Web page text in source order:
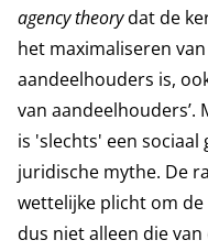
agency theorydat de
het maximaliseren
aandeelhouders is,
van aandeelhouders’.
is 'slechts' een
juridische mythe. De
wettelijke plicht om
dus niet alleen die